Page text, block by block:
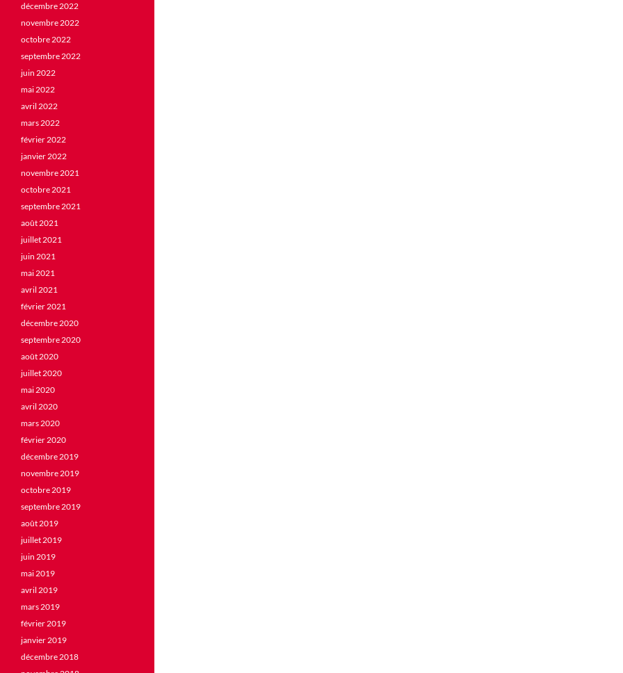
décembre 2022
novembre 2022
octobre 2022
septembre 2022
juin 2022
mai 2022
avril 2022
mars 2022
février 2022
janvier 2022
novembre 2021
octobre 2021
septembre 2021
août 2021
juillet 2021
juin 2021
mai 2021
avril 2021
février 2021
décembre 2020
septembre 2020
août 2020
juillet 2020
mai 2020
avril 2020
mars 2020
février 2020
décembre 2019
novembre 2019
octobre 2019
septembre 2019
août 2019
juillet 2019
juin 2019
mai 2019
avril 2019
mars 2019
février 2019
janvier 2019
décembre 2018